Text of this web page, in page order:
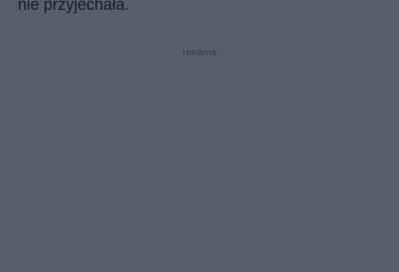
nie przyjechała.
reklama